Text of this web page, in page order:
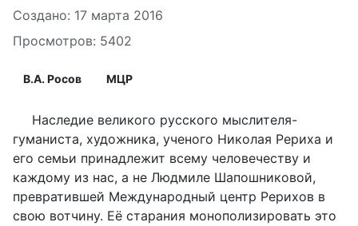
Информация о материале
Создано: 17 марта 2016
Просмотров: 5402
В.А. Росов МЦР
Наследие великого русского мыслителя-
гуманиста, художника, ученого Николая Рериха и
его семьи принадлежит всему человечеству и
каждому из нас, а не Людмиле Шапошниковой,
превратившей Международный центр Рерихов в
свою вотчину. Её старания монополизировать это